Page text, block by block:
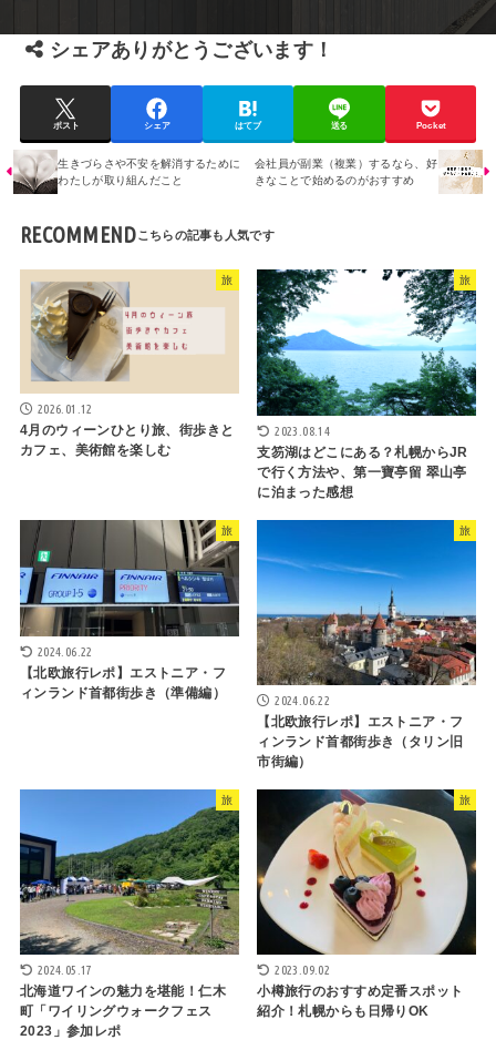
シェアありがとうございます！
ポスト シェア はてブ 送る Pocket
生きづらさや不安を解消するために
わたしが取り組んだこと
会社員が副業（複業）するなら、好
きなことで始めるのがおすすめ
RECOMMEND
旅
2026.01.12
4月のウィーンひとり旅、街歩きと
カフェ、美術館を楽しむ
旅
2023.08.14
支笏湖はどこにある？札幌からJR
で行く方法や、第一寶亭留 翠山亭
に泊まった感想
旅
2024.06.22
【北欧旅行レポ】エストニア・フ
ィンランド首都街歩き（準備編）
旅
2024.06.22
【北欧旅行レポ】エストニア・フ
ィンランド首都街歩き（タリン旧
市街編）
旅
2024.05.17
北海道ワインの魅力を堪能！仁木
町「ワイリングウォークフェス
2023」参加レポ
旅
2023.09.02
小樽旅行のおすすめ定番スポット
紹介！札幌からも日帰りOK